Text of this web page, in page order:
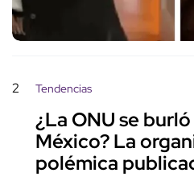
2 Tendencias
¿La ONU se
México? La
polémica